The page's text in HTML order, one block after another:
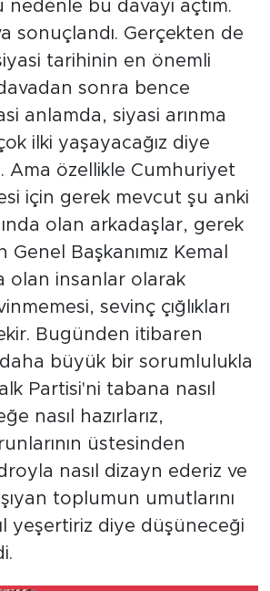
bu davayı açtım.
sonuçlandı. Gerçekten de
tarihinin en önemli
davadan sonra bence
anlamda, siyasi arınma
ilki yaşayacağız diye
Ama özellikle Cumhuriyet
için gerek mevcut şu anki
olan arkadaşlar, gerek
Genel Başkanımız Kemal
olan insanlar olarak
sevinç çığlıkları
Bugünden itibaren
büyük bir sorumlulukla
Partisi'ni tabana nasıl
nasıl hazırlarız,
üstesinden
nasıl dizayn ederiz ve
toplumun umutlarını
yeşertiriz diye düşüneceği